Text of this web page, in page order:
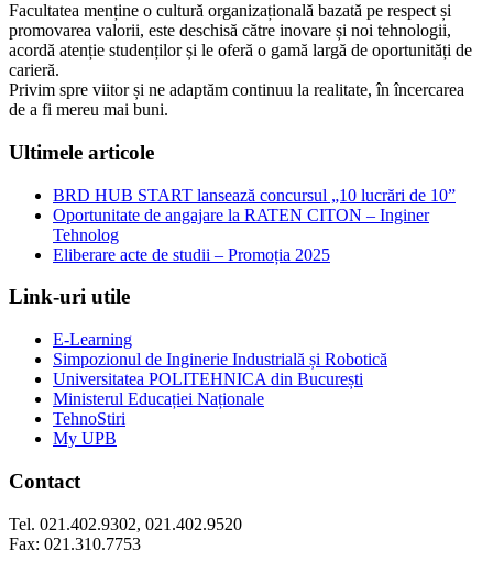
Facultatea menține o cultură organizațională bazată pe respect și
promovarea valorii, este deschisă către inovare și noi tehnologii,
acordă atenție studenților și le oferă o gamă largă de oportunități de
carieră.
Privim spre viitor și ne adaptăm continuu la realitate, în încercarea
de a fi mereu mai buni.
Ultimele articole
BRD HUB START lansează concursul „10 lucrări de 10”
Oportunitate de angajare la RATEN CITON – Inginer
Tehnolog
Eliberare acte de studii – Promoția 2025
Link-uri utile
E-Learning
Simpozionul de Inginerie Industrială și Robotică
Universitatea POLITEHNICA din București
Ministerul Educației Naționale
TehnoStiri
My UPB
Contact
Tel. 021.402.9302, 021.402.9520
Fax: 021.310.7753